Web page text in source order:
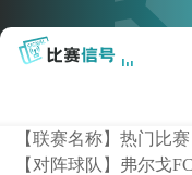
【联赛名称】热门比赛
【对阵球队】 弗尔戈